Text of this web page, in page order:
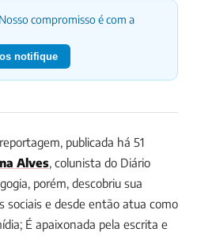
compromisso é com a
notifique
publicada há 51
Alves, colunista do Diário
porém, descobriu sua
sociais e desde então atua como
É apaixonada pela escrita e